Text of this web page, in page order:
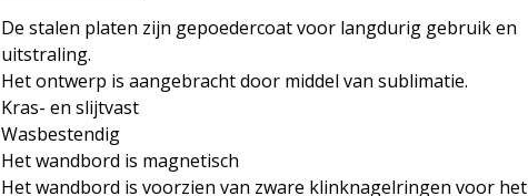
De stalen platen zijn gepoedercoat voor langdurig gebruik en
uitstraling.
Het ontwerp is aangebracht door middel van sublimatie.
Kras- en slijtvast
Wasbestendig
Het wandbord is magnetisch
Het wandbord is voorzien van zware klinknagelringen voor het